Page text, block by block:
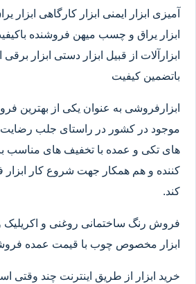
آمیزی ابزار ایمنی ابزار کارگاهی ابزار
ابزار یراق و چسب میهن فروشنده
ابزارآلات از قبیل ابزار دستی ابزار برقی
باتضمین کیفیت
ابزارفروشی به عنوان یکی از بهترین
موجود در کشور در راستای جلب
های تکی و عمده با تخفیف های
کننده و هم همکار جهت شروع کار ابزار
کند.
فروش رنگ ساختمانی روغنی و اکریلیک
ابزار مخصوص چوب با قیمت عمده
خرید ابزار از طریق اینترنت چند وقتی